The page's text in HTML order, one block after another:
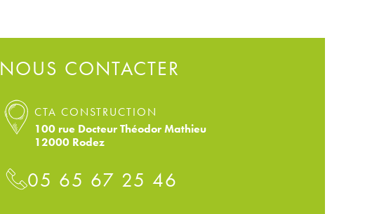
NOUS CONTACTER
CTA CONSTRUCTION
100 rue Docteur Théodor Mathieu
12000 Rodez
05 65 67 25 46